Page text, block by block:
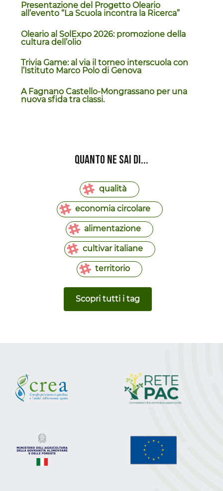
Presentazione del Progetto Oleario
all’evento “La Scuola incontra la Ricerca”
Oleario al SolExpo 2026: promozione della
cultura dell’olio
Trivia Game: al via il torneo interscuola con
l’Istituto Marco Polo di Genova
A Fagnano Castello-Mongrassano per una
nuova sfida tra classi.
Quanto ne sai di...
qualità
economia circolare
alimentazione
cultivar italiane
territorio
Scopri tutti i tag